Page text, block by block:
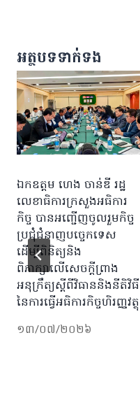
អត្ថបទទាក់ទង
ឯកឧត្តម ហេង ចាន់ឌី រដ្ឋ
លេខាធិការក្រសួងអធិការ
កិច្ច បានអញ្ជើញចូលរួមកិច្ច
ប្រជុំជំនាញបច្ចេកទេស​
ដេីម្បីពិនិត្យនិង
ពិភាក្សាលេីសេចក្តីព្រាង
អនុក្រឹត្យស្តីពីវិធាននិងនីតិវិធី
នៃការធ្វេីអធិការកិច្ចហិរញ្ញវត្ថុ
១៣/០៧/២០២៦